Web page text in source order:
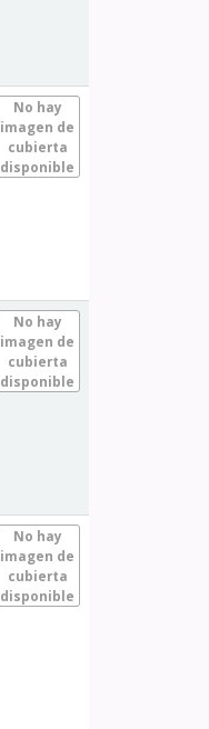
No hay
imagen de
cubierta
disponible
No hay
imagen de
cubierta
disponible
No hay
imagen de
cubierta
disponible